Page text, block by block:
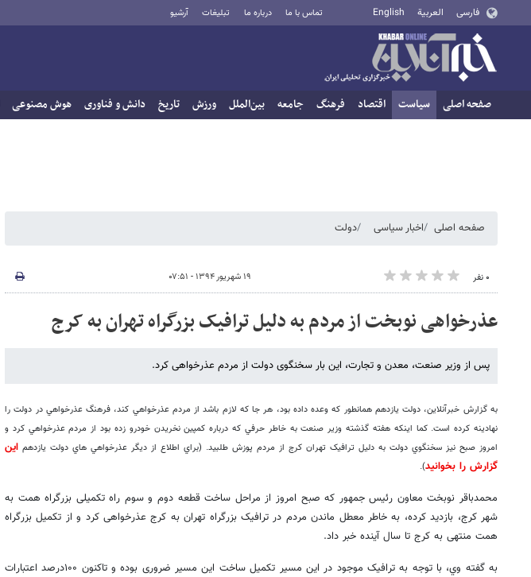
فارسی العربية English تماس با ما درباره ما تبلیغات آرشیو
صفحه اصلی سیاست اقتصاد فرهنگ جامعه بین‌الملل ورزش تاریخ دانش و فناوری هوش مصنوعی
صفحه اصلی اخبار سیاسی دولت
۰ نفر ۱۹ شهریور ۱۳۹۴ - ۰۷:۵۱
عذرخواهی نوبخت از مردم به دلیل ترافیک بزرگراه تهران به کرج
پس از وزیر صنعت، معدن و تجارت، این بار سخنگوی دولت از مردم عذرخواهی کرد.
به گزارش خبرآنلاين، دولت يازدهم همانطور که وعده داده بود، هر جا که لازم باشد از مردم عذرخواهي کند، فرهنگ عذرخواهي در دولت را
نهادينه کرده است. کما اينکه هفته گذشته وزير صنعت به خاطر حرفي که درباره کمپين نخريدن خودرو زده بود از مردم عذرخواهي کرد و
امروز صبح نيز سخنگوي دولت به دليل ترافيک تهران کرج از مردم پوزش طلبيد. (براي اطلاع از ديگر عذرخواهي هاي دولت يازدهم اين
گزارش را بخوانيد).
محمدباقر نوبخت معاون رئیس جمهور که صبح امروز از مراحل ساخت قطعه دوم و سوم راه تکمیلی بزرگراه همت به
شهر کرج، بازديد کرده، به خاطر معطل ماندن مردم در ترافیک بزرگراه تهران به کرج عذرخواهی کرد و از تکمیل بزرگراه
همت منتهی به کرج تا سال آینده خبر داد.
به گفته وي، با توجه به ترافیک موجود در این مسیر تکمیل ساخت این مسیر ضروری بوده و تاکنون ۱۰۰درصد اعتبارات